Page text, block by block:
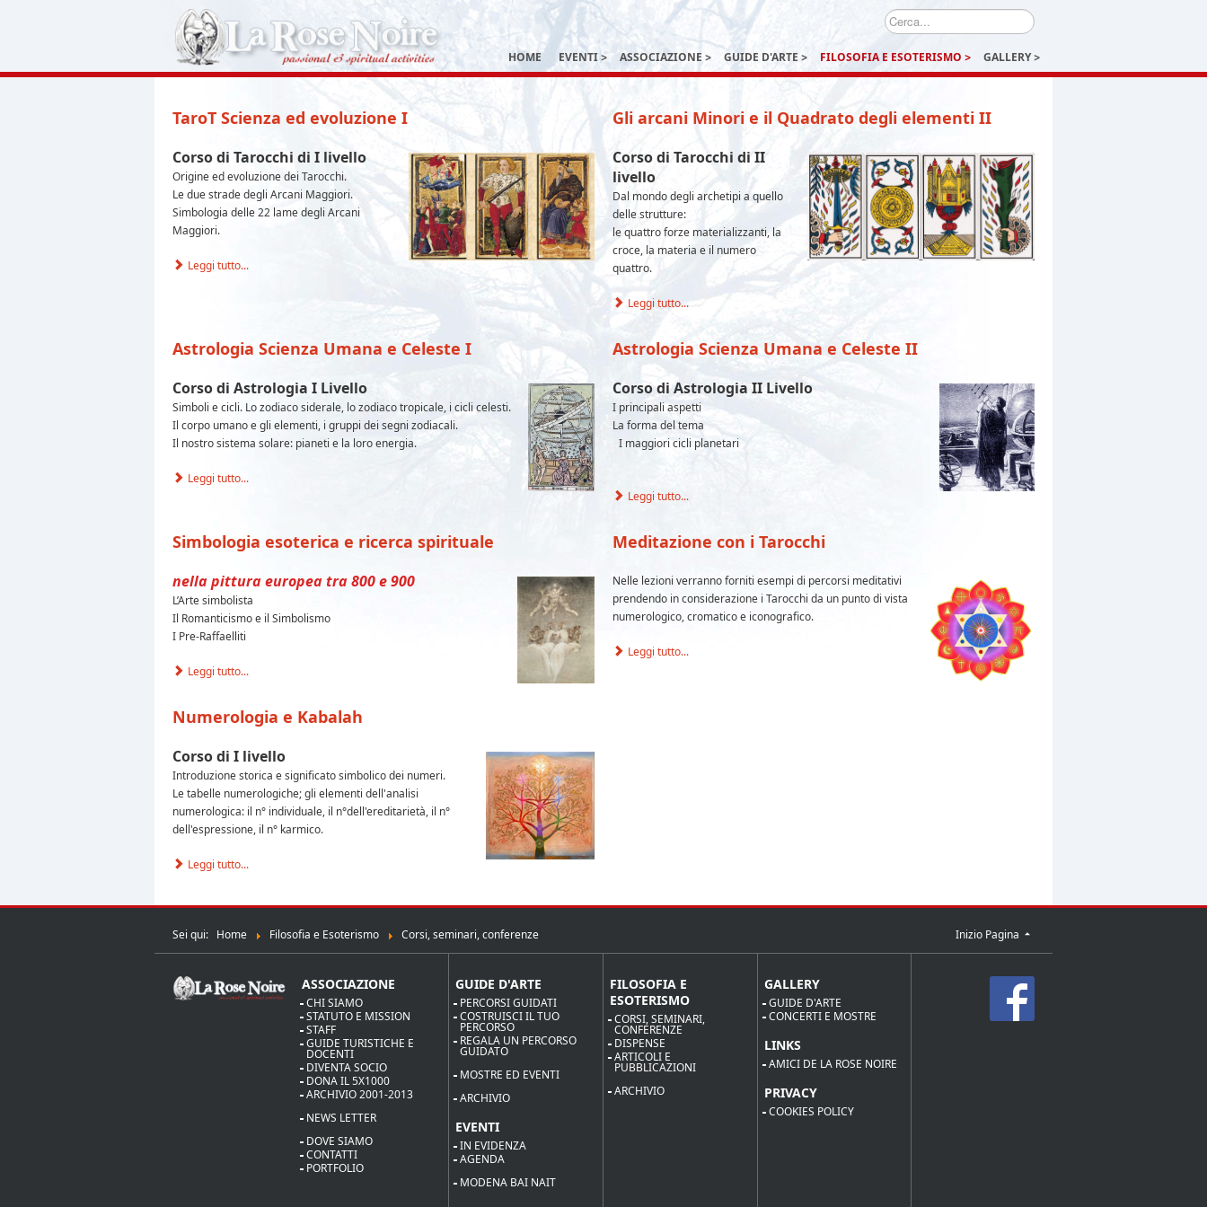
Cerca...
HOME EVENTI ASSOCIAZIONE GUIDE D'ARTE FILOSOFIA E ESOTERISMO GALLERY
TaroT Scienza ed evoluzione I
Corso di Tarocchi di I livello
Origine ed evoluzione dei Tarocchi.
Le due strade degli Arcani Maggiori.
Simbologia delle 22 lame degli Arcani
Maggiori.
Leggi tutto...
Gli arcani Minori e il Quadrato degli elementi II
Corso di Tarocchi di II
livello
Dal mondo degli archetipi a quello
delle strutture:
le quattro forze materializzanti, la
croce, la materia e il numero
quattro.
Leggi tutto...
Astrologia Scienza Umana e Celeste I
Corso di Astrologia I Livello
Simboli e cicli. Lo zodiaco siderale, lo zodiaco tropicale, i cicli celesti.
Il corpo umano e gli elementi, i gruppi dei segni zodiacali.
Il nostro sistema solare: pianeti e la loro energia.
Leggi tutto...
Astrologia Scienza Umana e Celeste II
Corso di Astrologia II Livello
I principali aspetti
La forma del tema
I maggiori cicli planetari
Leggi tutto...
Simbologia esoterica e ricerca spirituale
nella pittura europea tra 800 e 900
L’Arte simbolista
Il Romanticismo e il Simbolismo
I Pre-Raffaelliti
Leggi tutto...
Meditazione con i Tarocchi
Nelle lezioni verranno forniti esempi di percorsi meditativi
prendendo in considerazione i Tarocchi da un punto di vista
numerologico, cromatico e iconografico.
Leggi tutto...
Numerologia e Kabalah
Corso di I livello
Introduzione storica e significato simbolico dei numeri.
Le tabelle numerologiche; gli elementi dell'analisi
numerologica: il n° individuale, il n°dell'ereditarietà, il n°
dell'espressione, il n° karmico.
Leggi tutto...
Sei qui: Home Filosofia e Esoterismo Corsi, seminari, conferenze Inizio Pagina
ASSOCIAZIONE
CHI SIAMO
STATUTO E MISSION
STAFF
GUIDE TURISTICHE E
DOCENTI
DIVENTA SOCIO
DONA IL 5X1000
ARCHIVIO 2001-2013
NEWS LETTER
DOVE SIAMO
CONTATTI
PORTFOLIO
GUIDE D'ARTE
PERCORSI GUIDATI
COSTRUISCI IL TUO
PERCORSO
REGALA UN PERCORSO
GUIDATO
MOSTRE ED EVENTI
ARCHIVIO
EVENTI
IN EVIDENZA
AGENDA
MODENA BAI NAIT
FILOSOFIA E
ESOTERISMO
CORSI, SEMINARI,
CONFERENZE
DISPENSE
ARTICOLI E
PUBBLICAZIONI
ARCHIVIO
GALLERY
GUIDE D'ARTE
CONCERTI E MOSTRE
LINKS
AMICI DE LA ROSE NOIRE
PRIVACY
COOKIES POLICY